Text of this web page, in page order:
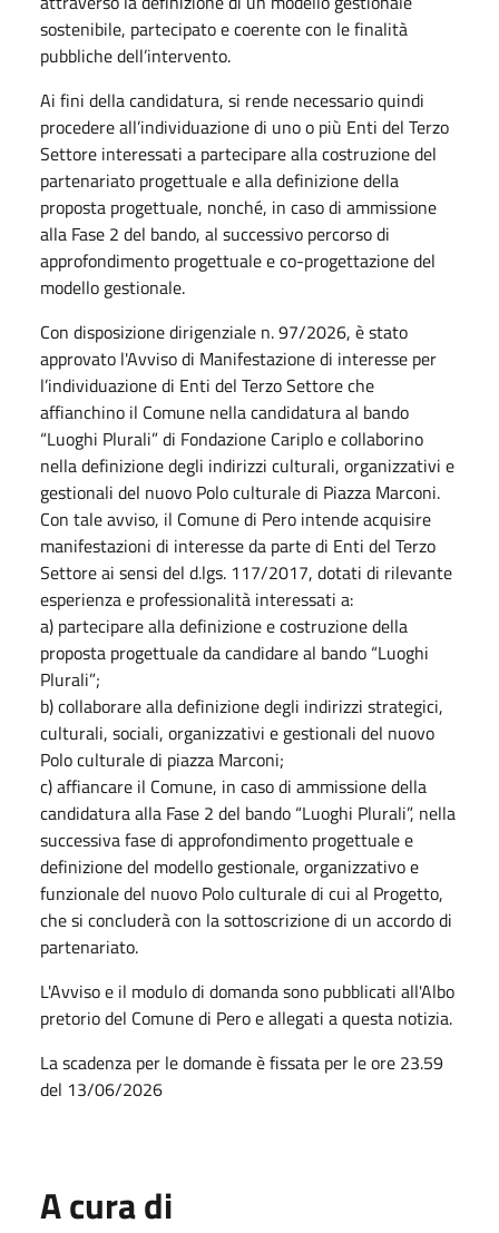
sostenibile, partecipato e coerente con le finalità
pubbliche dell’intervento.
Ai fini della candidatura, si rende necessario quindi
procedere all’individuazione di uno o più Enti del Terzo
Settore interessati a partecipare alla costruzione del
partenariato progettuale e alla definizione della
proposta progettuale, nonché, in caso di ammissione
alla Fase 2 del bando, al successivo percorso di
approfondimento progettuale e co-progettazione del
modello gestionale.
Con disposizione dirigenziale n. 97/2026, è stato
approvato l'Avviso di Manifestazione di interesse per
l’individuazione di Enti del Terzo Settore che
affianchino il Comune nella candidatura al bando
“Luoghi Plurali” di Fondazione Cariplo e collaborino
nella definizione degli indirizzi culturali, organizzativi e
gestionali del nuovo Polo culturale di Piazza Marconi.
Con tale avviso, il Comune di Pero intende acquisire
manifestazioni di interesse da parte di Enti del Terzo
Settore ai sensi del d.lgs. 117/2017, dotati di rilevante
esperienza e professionalità interessati a:
a) partecipare alla definizione e costruzione della
proposta progettuale da candidare al bando “Luoghi
Plurali”;
b) collaborare alla definizione degli indirizzi strategici,
culturali, sociali, organizzativi e gestionali del nuovo
Polo culturale di piazza Marconi;
c) affiancare il Comune, in caso di ammissione della
candidatura alla Fase 2 del bando “Luoghi Plurali”, nella
successiva fase di approfondimento progettuale e
definizione del modello gestionale, organizzativo e
funzionale del nuovo Polo culturale di cui al Progetto,
che si concluderà con la sottoscrizione di un accordo di
partenariato.
L'Avviso e il modulo di domanda sono pubblicati all'Albo
pretorio del Comune di Pero e allegati a questa notizia.
La scadenza per le domande è fissata per le ore 23.59
del 13/06/2026
A cura di